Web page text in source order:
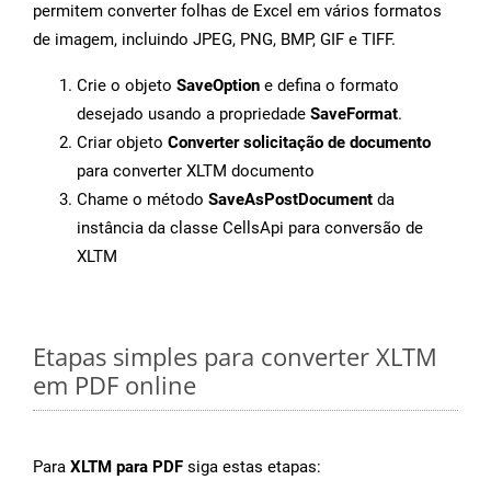
permitem converter folhas de Excel em vários formatos
de imagem, incluindo JPEG, PNG, BMP, GIF e TIFF.
Crie o objeto SaveOption e defina o formato
desejado usando a propriedade SaveFormat.
Criar objeto Converter solicitação de documento
para converter XLTM documento
Chame o método SaveAsPostDocument da
instância da classe CellsApi para conversão de
XLTM
Etapas simples para converter XLTM
em PDF online
Para XLTM para PDF siga estas etapas: